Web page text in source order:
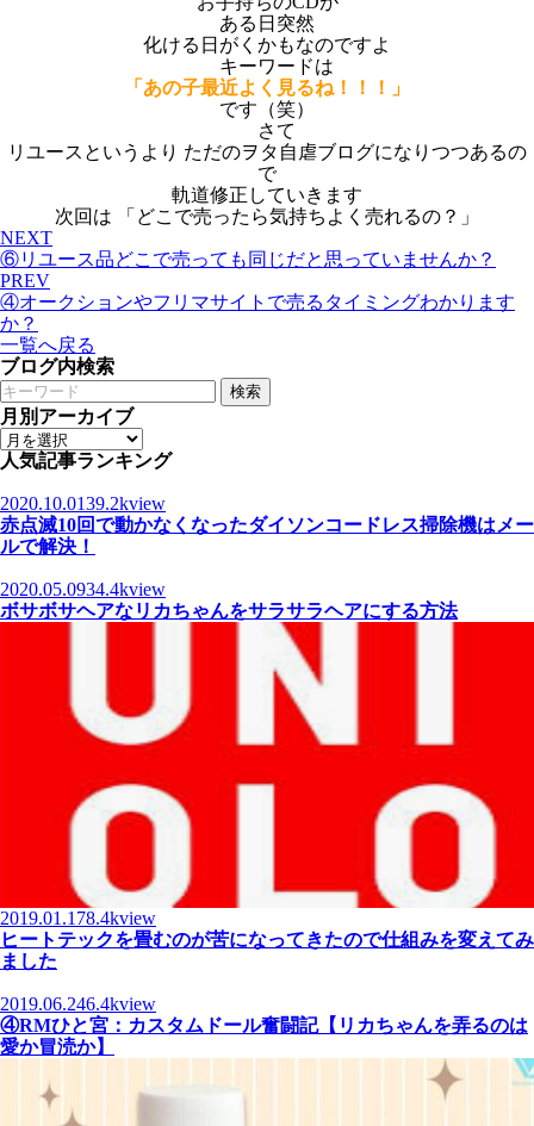
ある日突然
化ける日がくかもなのですよ
キーワードは
「あの子最近よく見るね！！！」
です（笑）
さて
リユースというより ただのヲタ自虐ブログになりつつあるの
で
軌道修正していきます
次回は 「どこで売ったら気持ちよく売れるの？」
NEXT
⑥リユース品どこで売っても同じだと思っていませんか？
PREV
④オークションやフリマサイトで売るタイミングわかります
か？
一覧へ戻る
ブログ内検索
検索
月別アーカイブ
人気記事ランキング
2020.10.0139.2kview
赤点滅10回で動かなくなったダイソンコードレス掃除機はメー
ルで解決！
2020.05.0934.4kview
ボサボサヘアなリカちゃんをサラサラヘアにする方法
2019.01.178.4kview
ヒートテックを畳むのが苦になってきたので仕組みを変えてみ
ました
2019.06.246.4kview
④RMひと宮：カスタムドール奮闘記【リカちゃんを弄るのは
愛か冒涜か】